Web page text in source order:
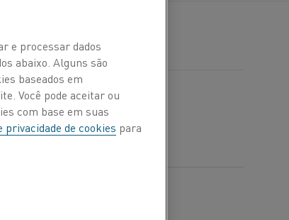
e processar dados
abaixo. Alguns são
baseados em
Você pode aceitar ou
com base em suas
privacidade de cookies para